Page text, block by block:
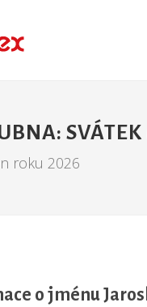
roku 2026
o jménu